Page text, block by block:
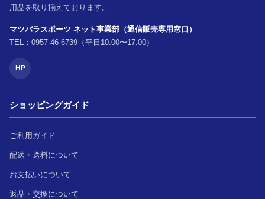
用品を取り揃えております。
マツバラスポーツ ネット事業部（通信販売専用窓口）
TEL：0957-46-6739（平日10:00〜17:00）
HP
ショッピングガイド
ご利用ガイド
配送・送料について
お支払いについて
返品・交換について